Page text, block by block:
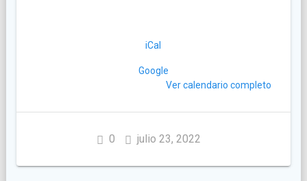
iCal
Google
Ver calendario completo
0 julio 23, 2022